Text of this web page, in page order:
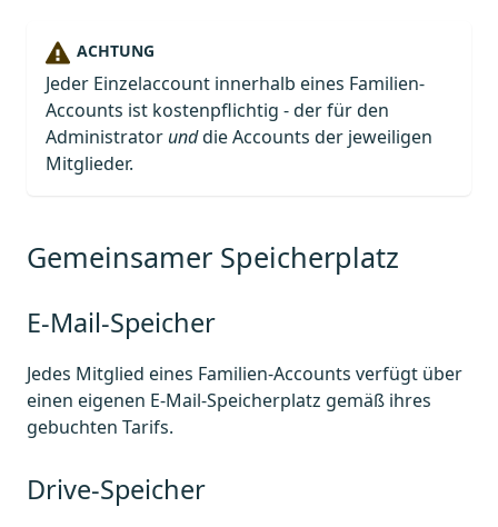
ACHTUNG
Jeder Einzelaccount innerhalb eines Familien-
Accounts ist kostenpflichtig - der für den
Administrator unddie Accounts der jeweiligen
Mitglieder.
Gemeinsamer Speicherplatz
E-Mail-Speicher
Jedes Mitglied eines Familien-Accounts verfügt über
einen eigenen E-Mail-Speicherplatz gemäß ihres
gebuchten Tarifs.
Drive-Speicher